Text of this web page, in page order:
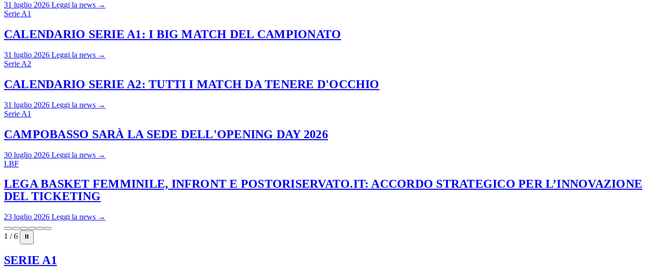
31 luglio 2026 Leggi la news →
Serie A1
CALENDARIO SERIE A1: I BIG MATCH DEL CAMPIONATO
31 luglio 2026 Leggi la news →
Serie A2
CALENDARIO SERIE A2: TUTTI I MATCH DA TENERE D'OCCHIO
31 luglio 2026 Leggi la news →
Serie A1
CAMPOBASSO SARÀ LA SEDE DELL'OPENING DAY 2026
30 luglio 2026 Leggi la news →
LBF
LEGA BASKET FEMMINILE, INFRONT E POSTORISERVATO.IT: ACCORDO STRATEGICO PER L’INNOVAZIONE
DEL TICKETING
23 luglio 2026 Leggi la news →
1 / 6 ⏸
SERIE A1